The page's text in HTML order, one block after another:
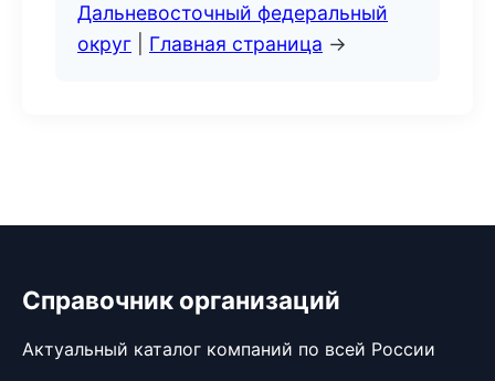
Дальневосточный федеральный
округ
Главная страница →
Справочник организаций
Актуальный каталог компаний по всей России